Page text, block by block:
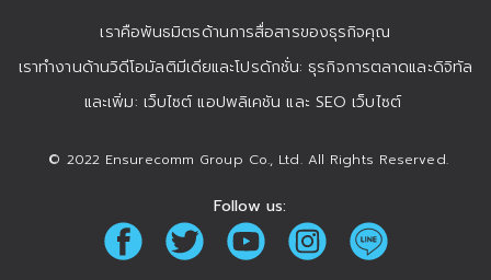
เราคือพันธมิตรด้านการสื่อสารของธุรกิจคุณ
เราทำงานด้านวิดีโอมัลติมีเดียและโปรดักชั่น: ธุรกิจการตลาดและดิจิทัล
และเพิ่ม: เว็บไซต์ แอปพลิเคชัน และ SEO เว็บไซต์
© 2022 Ensurecomm Group Co., Ltd. All Rights Reserved.
Follow us: